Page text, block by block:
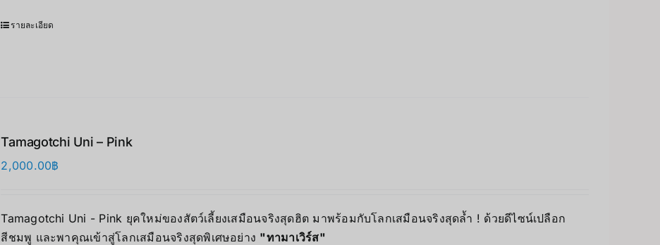
รายละเอียด
Tamagotchi Uni – Pink
2,000.00฿
Tamagotchi Uni - Pink ยุคใหม่ของสัตว์เลี้ยงเสมือนจริงสุดฮิต มาพร้อมกับโลกเสมือนจริงสุดล้ำ ! ด้วยดีไซน์เปลือก
สีชมพู และพาคุณเข้าสู่โลกเสมือนจริงสุดพิเศษอย่าง "ทามาเวิร์ส"